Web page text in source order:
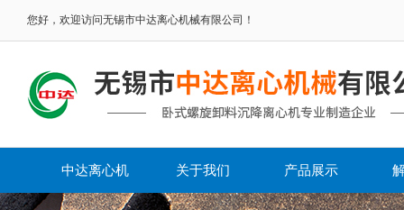
您好，欢迎访问无锡市中达离心机械有限公司！
中达离心机 关于我们 产品展示